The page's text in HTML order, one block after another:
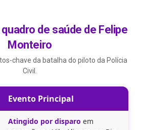
de saúde de Felipe
Monteiro
chave da batalha do piloto da Polícia
Civil.
Evento Principal
Atingido por disparo em